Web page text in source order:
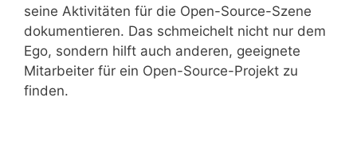
seine Aktivitäten für die Open-Source-Szene
dokumentieren. Das schmeichelt nicht nur dem
Ego, sondern hilft auch anderen, geeignete
Mitarbeiter für ein Open-Source-Projekt zu
finden.